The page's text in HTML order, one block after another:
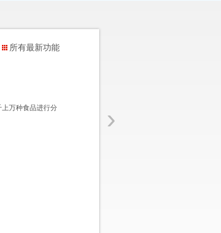
›
所有最新功能
万种食品进行分